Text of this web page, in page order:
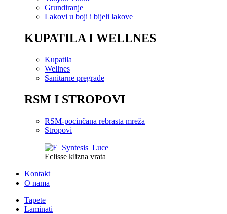
Grundiranje
Lakovi u boji i bijeli lakove
KUPATILA I WELLNES
Kupatila
Wellnes
Sanitarne pregrade
RSM I STROPOVI
RSM-pocinčana rebrasta mreža
Stropovi
Eclisse klizna vrata
Kontakt
O nama
Tapete
Laminati